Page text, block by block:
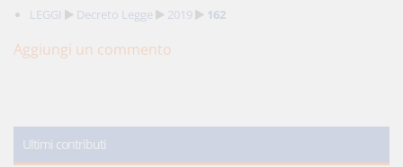
LEGGI Decreto Legge 2019 162
Aggiungi un commento
Ultimi contributi